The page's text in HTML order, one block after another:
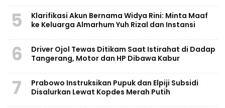
5
Klarifikasi Akun Bernama Widya Rini: Minta Maaf
ke Keluarga Almarhum Yuh Rizal dan Instansi
6
Driver Ojol Tewas Ditikam Saat Istirahat di Dadap
Tangerang, Motor dan HP Dibawa Kabur
7
Prabowo Instruksikan Pupuk dan Elpiji Subsidi
Disalurkan Lewat Kopdes Merah Putih